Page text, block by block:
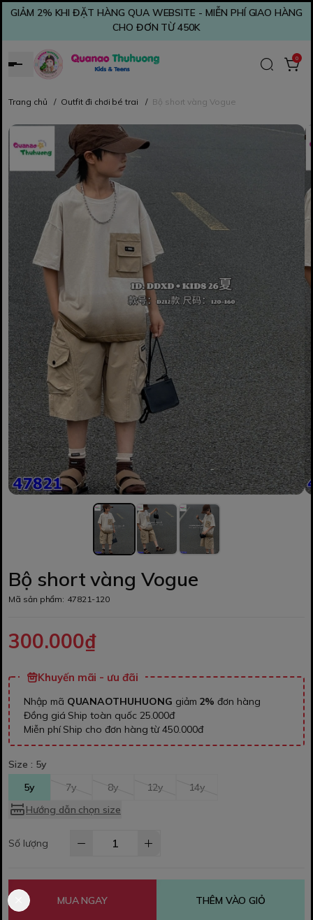
GIẢM 2% KHI ĐẶT HÀNG QUA WEBSITE - MIỄN PHÍ GIAO HÀNG
CHO ĐƠN TỪ 450K
0
Trang chủ / Outfit đi chơi bé trai / Bộ short vàng Vogue
Bộ short vàng Vogue
Mã sản phẩm: 47821-120
300.000₫
Khuyến mãi - ưu đãi
Nhập mã QUANAOTHUHUONG giảm 2% đơn hàng
Đồng giá Ship toàn quốc 25.000đ
Miễn phí Ship cho đơn hàng từ 450.000đ
Size : 5y
5y
7y 8y 12y
14y
Hướng dẫn chọn size
Số lượng
MUA NGAY THÊM VÀO GIỎ